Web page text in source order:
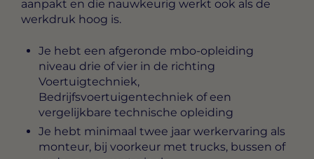
aanpakt en die nauwkeurig werkt ook als de
werkdruk hoog is.
Je hebt een afgeronde mbo-opleiding
niveau drie of vier in de richting
Voertuigtechniek,
Bedrijfsvoertuigentechniek of een
vergelijkbare technische opleiding
Je hebt minimaal twee jaar werkervaring als
monteur, bij voorkeur met trucks, bussen of